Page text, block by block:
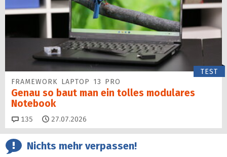
TEST
FRAMEWORK LAPTOP 13 PRO
Genau so baut man ein tolles modulares
Notebook
135 Kommentare
27.07.2026
Nichts mehr verpassen!